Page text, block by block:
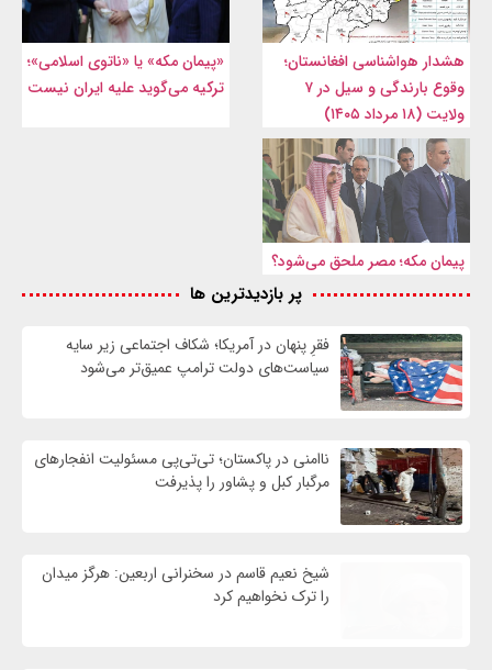
هشدار هواشناسی افغانستان؛
وقوع بارندگی و سیل در ۷
ولایت (۱۸ مرداد ۱۴۰۵)
«پیمان مکه» یا «ناتوی اسلامی»؛
ترکیه می‌گوید علیه ایران نیست
پیمان مکه؛ مصر ملحق می‌شود؟
پر بازدیدترین ها
فقرِ پنهان در آمریکا؛ شکاف اجتماعی زیر سایه
سیاست‌های دولت ترامپ عمیق‌تر می‌شود
ناامنی در پاکستان؛ تی‌تی‌پی مسئولیت انفجارهای
مرگبار کبل و پشاور را پذیرفت
شیخ نعیم قاسم در سخنرانی اربعین: هرگز میدان
را ترک نخواهیم کرد